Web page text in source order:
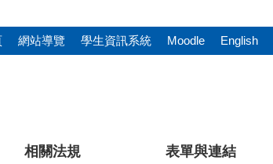
網站導覽 學生資訊系統 Moodle English
相關法規 表單與連結